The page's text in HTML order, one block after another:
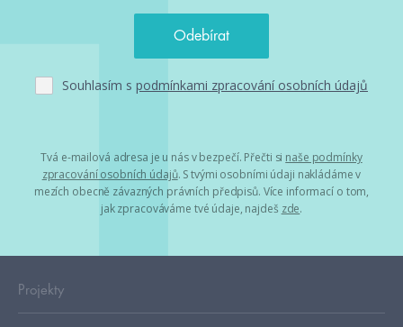
Souhlasím s podmínkami zpracování osobních údajů
Tvá e-mailová adresa je u nás v bezpečí. Přečti si naše podmínky
zpracování osobních údajů. S tvými osobními údaji nakládáme v
mezích obecně závazných právních předpisů. Více informací o tom,
jak zpracováváme tvé údaje, najdeš zde.
Projekty